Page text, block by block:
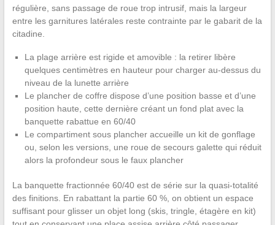
régulière, sans passage de roue trop intrusif, mais la largeur
entre les garnitures latérales reste contrainte par le gabarit de la
citadine.
La plage arrière est rigide et amovible : la retirer libère
quelques centimètres en hauteur pour charger au-dessus du
niveau de la lunette arrière
Le plancher de coffre dispose d’une position basse et d’une
position haute, cette dernière créant un fond plat avec la
banquette rabattue en 60/40
Le compartiment sous plancher accueille un kit de gonflage
ou, selon les versions, une roue de secours galette qui réduit
alors la profondeur sous le faux plancher
La banquette fractionnée 60/40 est de série sur la quasi-totalité
des finitions. En rabattant la partie 60 %, on obtient un espace
suffisant pour glisser un objet long (skis, tringle, étagère en kit)